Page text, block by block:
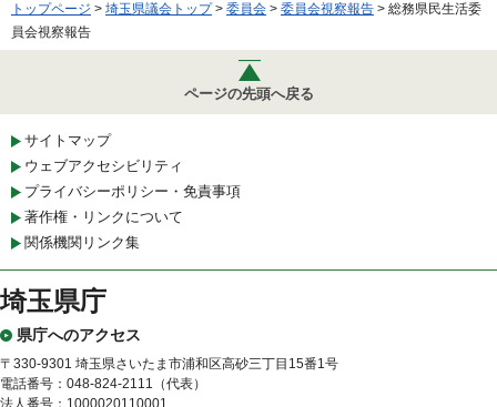
トップページ > 埼玉県議会トップ> 委員会 > 委員会視察報告 > 総務県民生活委
員会視察報告
ページの先頭へ戻る
サイトマップ
ウェブアクセシビリティ
プライバシーポリシー・免責事項
著作権・リンクについて
関係機関リンク集
埼玉県庁
県庁へのアクセス
〒330-9301 埼玉県さいたま市浦和区高砂三丁目15番1号
電話番号：048-824-2111（代表）